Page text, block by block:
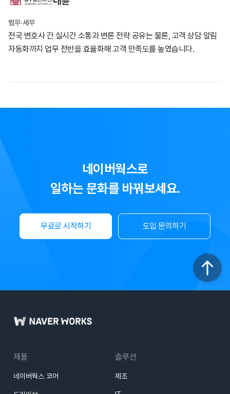
법무·세무
전국 변호사 간 실시간 소통과 변론 전략 공유는 물론, 고객 상담 알림
자동화까지 업무 전반을 효율화해 고객 만족도를 높였습니다.
네이버웍스로
일하는 문화를 바꿔보세요.
무료로 시작하기 도입 문의하기
제품
네이버웍스 코어
솔루션
제조